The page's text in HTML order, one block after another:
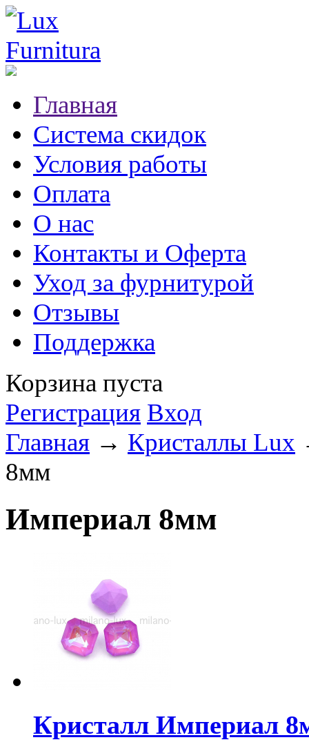
Главная
Система скидок
Условия работы
Оплата
О нас
Контакты и Оферта
Уход за фурнитурой
Отзывы
Поддержка
Корзина пуста
Регистрация Вход
Главная → Кристаллы Lux
8мм
Империал 8мм
Кристалл Империал